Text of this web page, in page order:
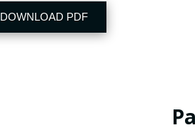
DOWNLOAD PDF